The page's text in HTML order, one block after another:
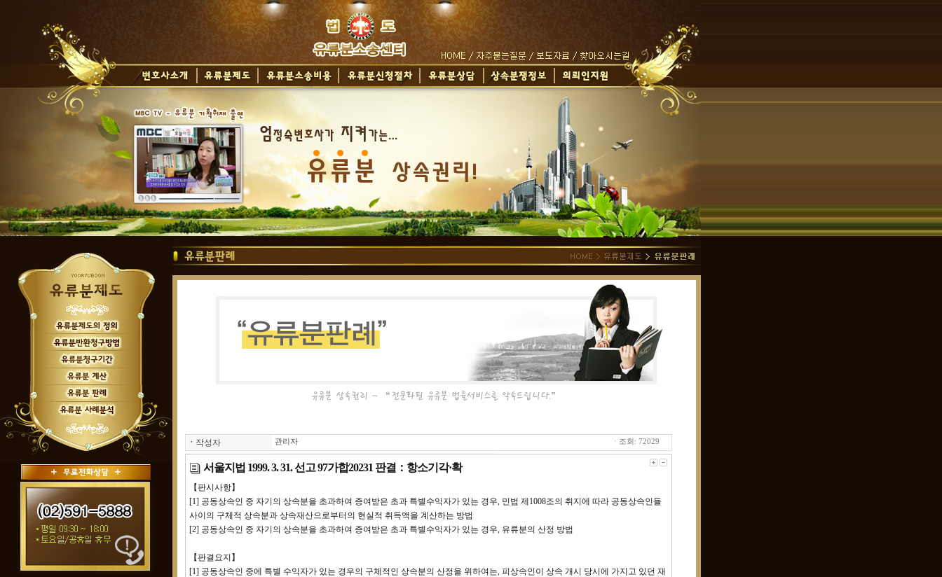
ㆍ 작성자 관리자 ㆍ조회: 72029
서울지법 1999. 3. 31. 선고 97가합20231 판결：항소기각·확
【판시사항】
[1] 공동상속인 중 자기의 상속분을 초과하여 증여받은 초과 특별수익자가 있는 경우, 민법 제1008조의 취지에 따라 공동상속인들
사이의 구체적 상속분과 상속재산으로부터의 현실적 취득액을 계산하는 방법
[2] 공동상속인 중 자기의 상속분을 초과하여 증여받은 초과 특별수익자가 있는 경우, 유류분의 산정 방법
【판결요지】
[1] 공동상속인 중에 특별 수익자가 있는 경우의 구체적인 상속분의 산정을 위하여는, 피상속인이 상속 개시 당시에 가지고 있던 재